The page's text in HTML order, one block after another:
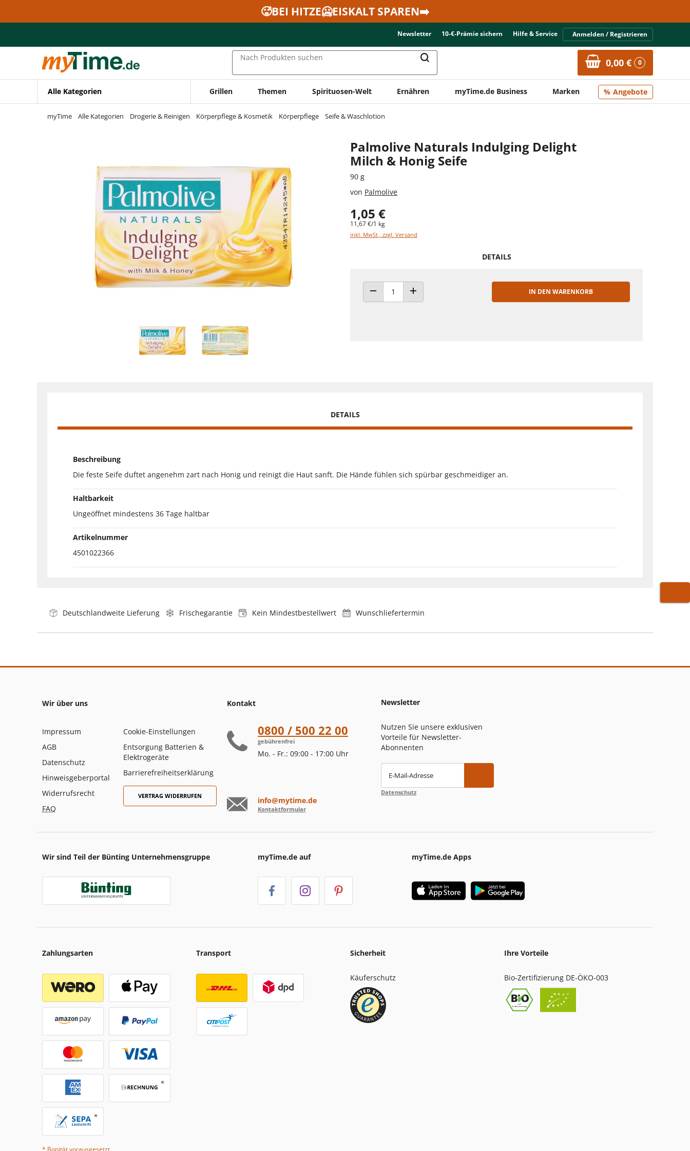
Zur Navigation springen
🥵BEI HITZE🥶EISKALT SPAREN➡️
Newsletter 10-€-Prämie sichern Hilfe & Service Anmelden / Registrieren
Nach Produkten suchen 0,00 € 0
Alle Kategorien Grillen Themen Spirituosen-Welt Ernähren myTime.de Business Marken Angebote
myTime Alle Kategorien Drogerie & Reinigen Körperpflege & Kosmetik Körperpflege Seife & Waschlotion
Palmolive Naturals Indulging Delight
Milch & Honig Seife
90 g
von Palmolive
1,05 €
11,67 €/1 kg
inkl. MwSt., zzgl. Versand
DETAILS
ANZAHL VERRINGERNANZAHL ERHÖHEN
IN DEN WARENKORB
DETAILS
Beschreibung
Die feste Seife duftet angenehm zart nach Honig und reinigt die Haut sanft. Die Hände fühlen sich spürbar geschmeidiger an.
Haltbarkeit
Ungeöffnet mindestens 36 Tage haltbar
Artikelnummer
4501022366
Deutschlandweite Lieferung Frischegarantie Kein Mindestbestellwert Wunschliefertermin
Wir über uns
Impressum
AGB
Datenschutz
Hinweisgeberportal
Widerrufsrecht
FAQ
Cookie-Einstellungen
Entsorgung Batterien &
Elektrogeräte
Barrierefreiheitserklärung
VERTRAG WIDERRUFEN
Kontakt
0800 / 500 22 00
gebührenfrei
Mo. - Fr.: 09:00 - 17:00 Uhr
info@mytime.de
Kontaktformular
Newsletter
Nutzen Sie unsere exklusiven
Vorteile für Newsletter-
Abonnenten
E-Mail-Adresse
Datenschutz
Wir sind Teil der Bünting Unternehmensgruppe myTime.de auf myTime.de Apps
Zahlungsarten
* Bonität vorausgesetzt
Transport Sicherheit
Käuferschutz
Ihre Vorteile
Bio-Zertifizierung DE-ÖKO-003